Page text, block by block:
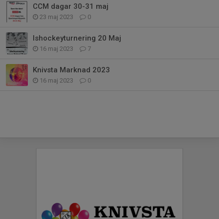
CCM dagar 30-31 maj
23 maj 2023 0
Ishockeyturnering 20 Maj
16 maj 2023 7
Knivsta Marknad 2023
16 maj 2023 0